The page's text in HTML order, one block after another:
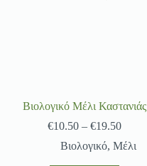
Βιολογικό Μέλι Καστανιάς
€10.50 – €19.50
Βιολογικό,Μέλι